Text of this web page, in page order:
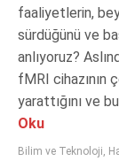
faaliyetlerin,
sürdüğünü ve
anlıyoruz?
fMRI cihazının
yarattığını ve
Oku
Bilim ve Teknoloji,